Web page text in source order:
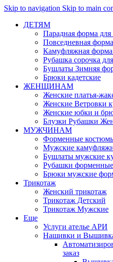
Skip to navigation Skip to main
ДЕТЯМ
Парадная форма для
Повседневная
Камуфляжная форма
Рубашка сорочка
Бушлаты Зимняя
Брюки кадетские
ЖЕНЩИНАМ
Женские платья-
Женские Ветровки
Женские юбки и
Блузки Рубашки
МУЖЧИНАМ
Форменные
Мужские
Бушлаты мужские
Рубашки
Брюки мужские
Трикотаж
Женский трикотаж
Трикотаж Детский
Трикотаж Мужские
Еще
Услуги ателье АРИ
Нашивки и
заказ